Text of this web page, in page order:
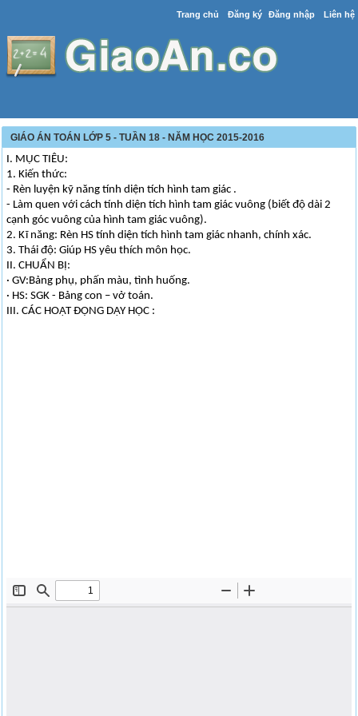
Trang chủ Đăng ký Đăng nhập Liên hệ
GIÁO ÁN TOÁN LỚP 5 - TUẦN 18 - NĂM HỌC 2015-2016
I. MỤC TIÊU:
1. Kiến thức:
- Rèn luyện kỹ năng tính diện tích hình tam giác .
- Làm quen với cách tính diện tích hình tam giác vuông (biết độ dài 2
cạnh góc vuông của hình tam giác vuông).
2. Kĩ năng: Rèn HS tính diện tích hình tam giác nhanh, chính xác.
3. Thái độ: Giúp HS yêu thích môn học.
II. CHUẨN BỊ:
· GV:Bảng phụ, phấn màu, tình huống.
· HS: SGK - Bảng con – vở toán.
III. CÁC HOẠT ĐỘNG DẠY HỌC :